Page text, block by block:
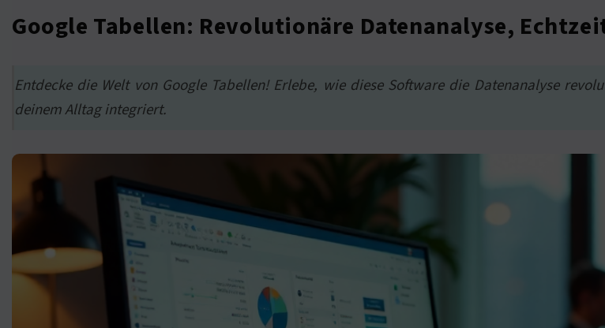
Google Tabellen: Revolutionäre Datenanalyse,
Entdecke die Welt von Google Tabellen! Erlebe, wie diese Software die Datenanalyse
deinem Alltag integriert.